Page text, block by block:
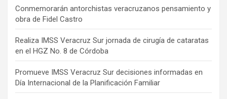
Conmemorarán antorchistas veracruzanos pensamiento y
obra de Fidel Castro
Realiza IMSS Veracruz Sur jornada de cirugía de cataratas
en el HGZ No. 8 de Córdoba
Promueve IMSS Veracruz Sur decisiones informadas en
Día Internacional de la Planificación Familiar